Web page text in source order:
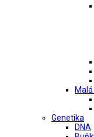
Genetika
DNA